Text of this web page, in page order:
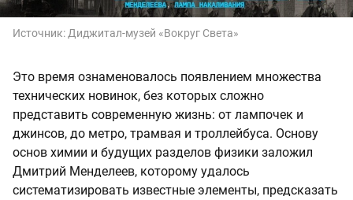
Источник: Диджитал‑музей «Вокруг Света»
Это время ознаменовалось появлением множества
технических новинок, без которых сложно
представить современную жизнь: от лампочек и
джинсов, до метро, трамвая и троллейбуса. Основу
основ химии и будущих разделов физики заложил
Дмитрий Менделеев, которому удалось
систематизировать известные элементы, предсказать